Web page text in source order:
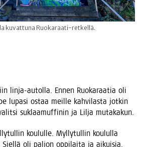
kuvattuna Ruokaraati-retkellä.
lin­ja-autol­la. Ennen Ruo­ka­raa­tia oli
lupa­si ostaa meil­le kah­vi­las­ta jot­kin
suklaa­muf­fi­nin ja Lil­ja mutakakun.
kou­lul­le. Myl­ly­tul­lin kou­lul­la
Siel­lä oli pal­jon oppi­lai­ta ja aikui­sia.